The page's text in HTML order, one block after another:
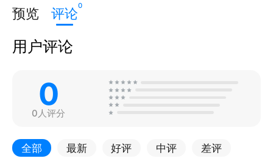
预览 评论0
用户评论
0
0人评分
全部 最新 好评 中评 差评